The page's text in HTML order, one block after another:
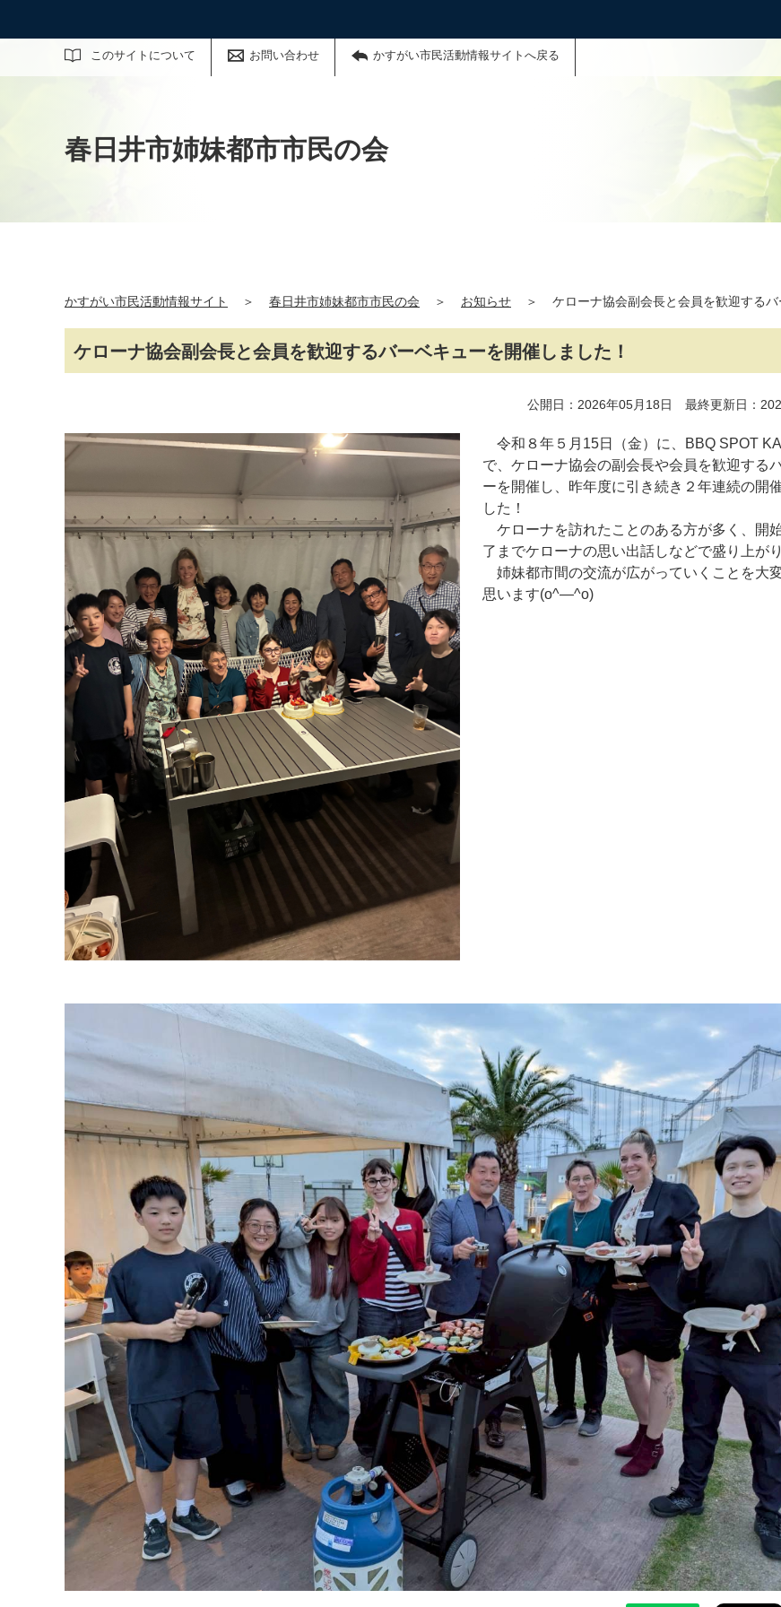
このサイトについて お問い合わせ かすがい市民活動情報サイトへ戻る
サイト内検索
春日井市姉妹都市市民の会
かすがい市民活動情報サイト ＞ 春日井市姉妹都市市民の会 ＞ お知らせ ＞ ケローナ協会副会長と会員を歓迎する
ケローナ協会副会長と会員を歓迎するバーベキューを開催しました！
公開日：2026年05月18日 最終更新日：
令和８年５月15日（金）に、BBQ SPOT
で、ケローナ協会の副会長や会員を歓迎する
ーを開催し、昨年度に引き続き２年連続の開
した！
ケローナを訪れたことのある方が多く、開
了までケローナの思い出話しなどで盛り上が
姉妹都市間の交流が広がっていくことを大
思います(o^―^o)
マイメディア検索